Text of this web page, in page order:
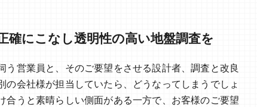
確にこなし透明性の高い地盤調査を
う営業員と、そのご要望をさせる設計者、調査と改良
会社様が担当していたら、どうなってしまうでしょ
合うと素晴らしい側面がある一方で、お客様のご要望